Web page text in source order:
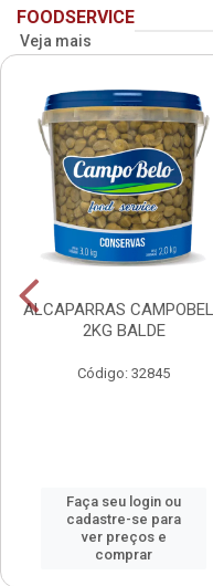
FOODSERVICE
Veja mais
ALCAPARRAS
2KG BALDE
Código: 32845
Faça seu login ou
cadastre-se para
ver preços e
comprar